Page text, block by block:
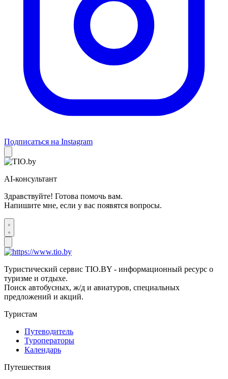
Подписаться на Instagram
AI-консультант
Здравствуйте! Готова помочь вам.
Напишите мне, если у вас появятся вопросы.
Туристический сервис TIO.BY - информационный ресурс о
туризме и отдыхе.
Поиск автобусных, ж/д и авиатуров, специальных
предложений и акций.
Туристам
Путеводитель
Туроператоры
Календарь
Путешествия